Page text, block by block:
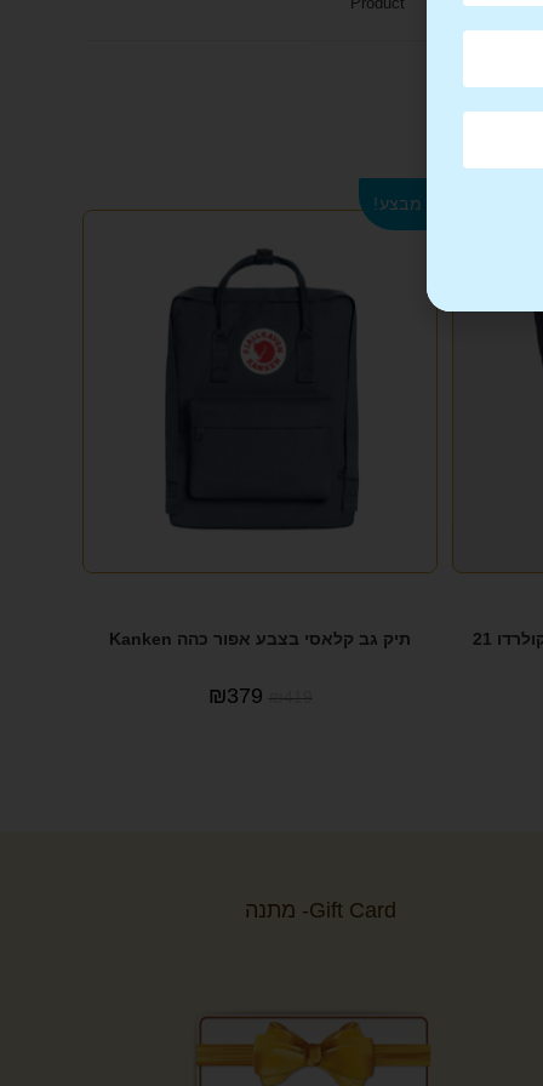
Doughnut Colorado – תיק גב קולרדו 21
מבצע!
תיק גב קלאסי בצבע אפור כהה Kanken
₪419
₪379
Gift Card- מתנה